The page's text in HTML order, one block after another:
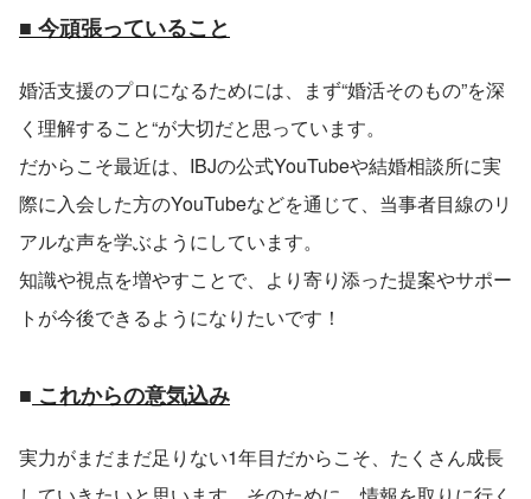
■ 今頑張っていること
婚活支援のプロになるためには、まず“婚活そのもの”を深
く理解すること“が大切だと思っています。
だからこそ最近は、IBJの公式YouTubeや結婚相談所に実
際に入会した方のYouTubeなどを通じて、当事者目線のリ
アルな声を学ぶようにしています。
知識や視点を増やすことで、より寄り添った提案やサポー
トが今後できるようになりたいです！
■ これからの意気込み
実力がまだまだ足りない1年目だからこそ、たくさん成長